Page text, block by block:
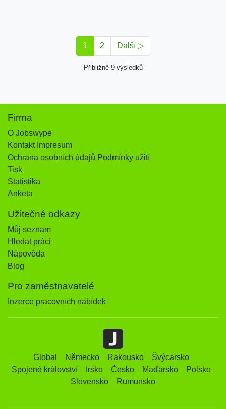
1 2 Další ▷
Přibližně 9 výsledků
Firma
O Jobswype
Kontakt Impresum
Ochrana osobních údajů Podmínky užití
Tisk
Statistika
Anketa
Užitečné odkazy
Můj seznam
Hledat práci
Nápověda
Blog
Pro zaměstnavatelé
Inzerce pracovních nabídek
Global Německo Rakousko
Švýcarsko
Spojené království
Irsko Česko Maďarsko
Polsko
Slovensko
Rumunsko